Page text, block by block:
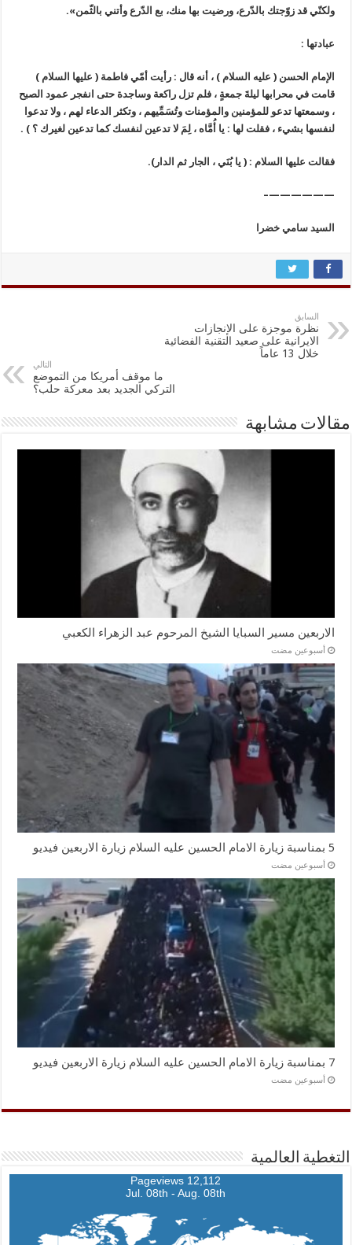
ولكنّي قد زوّجتك بالدّرع، ورضيت بها منك، بع الدّرع وأتني بالثّمن».‏‏
عبادتها :‏‏
الإمام الحسن ( عليه السلام ) ، أنه قال : رأيت أمّي فاطمة ( عليها السلام )
قامت في محرابها ليلةَ جمعةٍ ، فلم تزل راكعة وساجدة حتى انفجر عمود الصبح
، وسمعتها تدعو للمؤمنين والمؤمنات وتُسَمِّيهم ، وتكثر الدعاء لهم ، ولا تدعوا
لنفسها بشيء ، فقلت لها : يا أُمَّاه ، لِمَ لا تدعين لنفسك كما تدعين لغيرك ؟ ) .‏‏
فقالت عليها السلام : ( يا بُنَي ، الجار ثم الدار).‏‏
——————–‏‏‏‏‏‏‏‏‏‏‏‏
السيد سامي خضرا‏‏‏‏‏‏‏‏‏‏‏‏
السابق
نظرة موجزة على الإنجازات
الايرانية على صعيد التقنية الفضائية
خلال 13 عاماً
التالي
ما موقف أمريكا من التموضع
التركي الجديد بعد معركة حلب؟
مقالات مشابهة
الاربعين مسير السبايا الشيخ المرحوم عبد الزهراء الكعبي
‏أسبوعين مضت
5 بمناسبة زيارة الامام الحسين عليه السلام زيارة الاربعين فيديو
‏أسبوعين مضت
7 بمناسبة زيارة الامام الحسين عليه السلام زيارة الاربعين فيديو
‏أسبوعين مضت
التغطية العالمية
12,112 Pageviews
Jul. 08th - Aug. 08th